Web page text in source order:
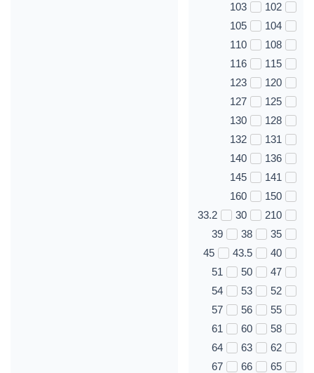
102
103
104
105
108
110
115
116
120
123
125
127
128
130
131
132
136
140
141
145
150
160
210
30
33.2
35
38
39
40
43.5
45
47
50
51
52
53
54
55
56
57
58
60
61
62
63
64
65
66
67